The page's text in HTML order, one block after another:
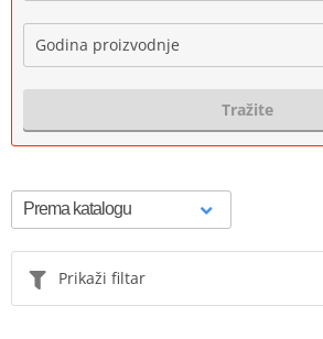
Godina proizvodnje
Tražite
Prikaži filtar